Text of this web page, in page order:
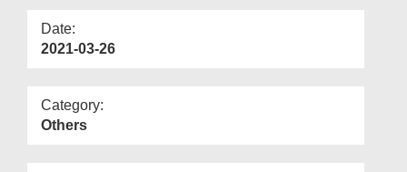
Date:
2021-03-26
Category:
Others